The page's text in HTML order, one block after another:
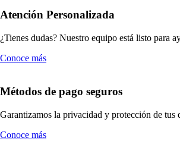
Atención Personalizada
¿Tienes dudas? Nuestro equipo está listo para
Conoce más
Métodos de pago seguros
Garantizamos la privacidad y protección de tus
Conoce más